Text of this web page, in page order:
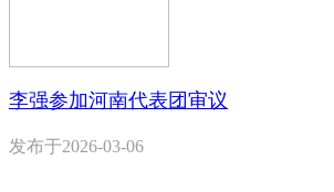
李强参加河南代表团审议
发布于2026-03-06